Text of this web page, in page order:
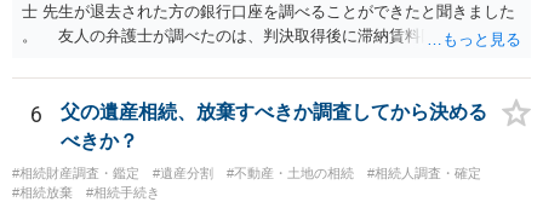
士 先生が退去された方の銀行口座を調べることができたと聞きました
。 友人の弁護士が調べたのは、判決取得後に滞納賃料回収のため
預金の入出金履歴を調べたわけではありません。 残念ながら、事案
や目的も異なりますし、開示の内容も異なります。
6
父の遺産相続、放棄すべきか調査してから決める
べきか？
#相続財産調査・鑑定 #遺産分割 #不動産・土地の相続
#相続人調査・確定
#相続放棄
#相続手続き